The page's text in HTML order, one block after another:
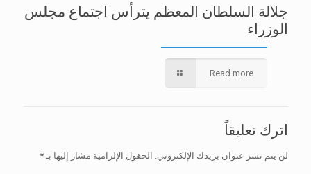
جلالة السلطان المعظم يترأس اجتماع مجلس
الوزراء
Read more
اترك تعليقاً
لن يتم نشر عنوان بريدك الإلكتروني. الحقول الإلزامية مشار إليها بـ*